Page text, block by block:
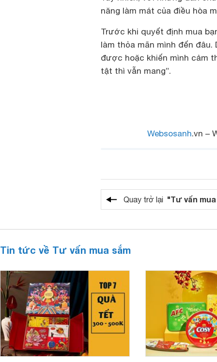
năng làm mát của điều hòa
Trước khi quyết định mua
làm thỏa mãn mình đến đâu.
được hoặc khiến mình cảm
tật thì vẫn mang”.
Websosanh.vn –
Quay trở lại "Tư vấn
Tin tức về Tư vấn mua sắm